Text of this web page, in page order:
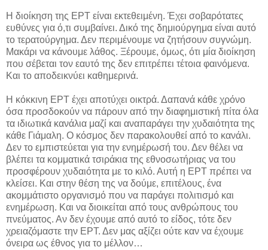
Η διοίκηση της ΕΡΤ είναι εκτεθειμένη. Έχει σοβαρότατες
ευθύνες για ό,τι συμβαίνει. Δικό της δημιούργημα είναι αυτό
το τερατούργημα. Δεν περιμένουμε να ζητήσουν συγνώμη.
Μακάρι να κάνουμε λάθος. Ξέρουμε, όμως, ότι μία διοίκηση
που σέβεται τον εαυτό της δεν επιτρέπει τέτοια φαινόμενα.
Και το αποδεικνύει καθημερινά.
Η κόκκινη ΕΡΤ έχει αποτύχει οικτρά. Δαπανά κάθε χρόνο
όσα προσδοκούν να πάρουν από την διαφημιστική πίτα όλα
τα ιδιωτικά κανάλια μαζί και αναπαράγει την χυδαιότητα της
κάθε Γιάμαλη. Ο κόσμος δεν παρακολουθεί από το κανάλι.
Δεν το εμπιστεύεται για την ενημέρωσή του. Δεν θέλει να
βλέπει τα κομματικά τσιράκια της εθνοσωτήριας να του
προσφέρουν χυδαιότητα με το κιλό. Αυτή η ΕΡΤ πρέπει να
κλείσει. Και στην θέση της να δούμε, επιτέλους, ένα
ακομμάτιστο οργανισμό που να παράγει πολιτισμό και
ενημέρωση. Και να διοικείται από τους ανθρώπους του
πνεύματος. Αν δεν έχουμε από αυτό το είδος, τότε δεν
χρειαζόμαστε την ΕΡΤ. Δεν μας αξίζει ούτε καν να έχουμε
όνειρα ως έθνος για το μέλλον…